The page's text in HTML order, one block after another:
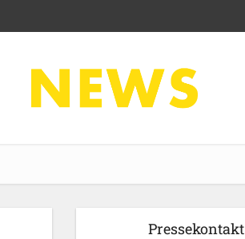
Pressekontakt